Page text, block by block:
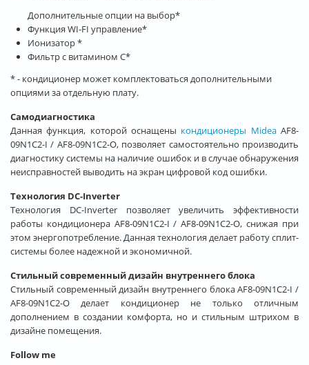
Дополнительные опции на выбор*
Функция WI-FI управление*
Ионизатор *
Фильтр с витамином C*
* - кондиционер может комплектоваться дополнительными
опциями за отдельную плату.
Самодиагностика
Данная функция, которой оснащены кондиционеры MideaAF8-
09N1C2-I / AF8-09N1C2-O, позволяет самостоятельно производить
диагностику системы на наличие ошибок и в случае обнаружения
неисправностей выводить на экран цифровой код ошибки.
Технология DC-Inverter
Технология DC-Inverter позволяет увеличить эффективности
работы кондиционера AF8-09N1C2-I / AF8-09N1C2-O, снижая при
этом энергопотребление. Данная технология делает работу сплит-
системы более надежной и экономичной.
Стильный современный дизайн внутреннего блока
Стильный современный дизайн внутреннего блока AF8-09N1C2-I /
AF8-09N1C2-O делает кондиционер не только отличным
дополнением в создании комфорта, но и стильным штрихом в
дизайне помещения.
Follow me